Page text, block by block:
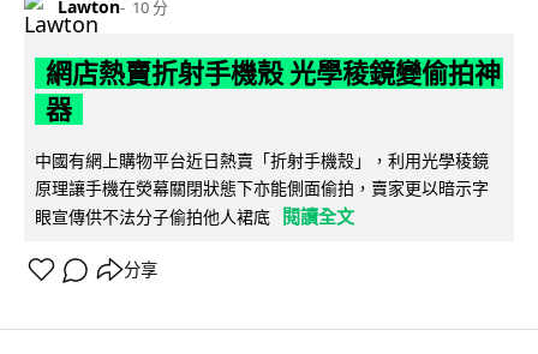
Lawton 10 分
網店熱賣折射手機殼 光學稜鏡變偷拍神
器
中國有網上購物平台近日熱賣「折射手機殼」，利用光學稜鏡
原理讓手機在熒幕關閉狀態下亦能側面偷拍，賣家更以暗示字
眼宣傳供不法分子偷拍他人裙底 閱讀全文
分享